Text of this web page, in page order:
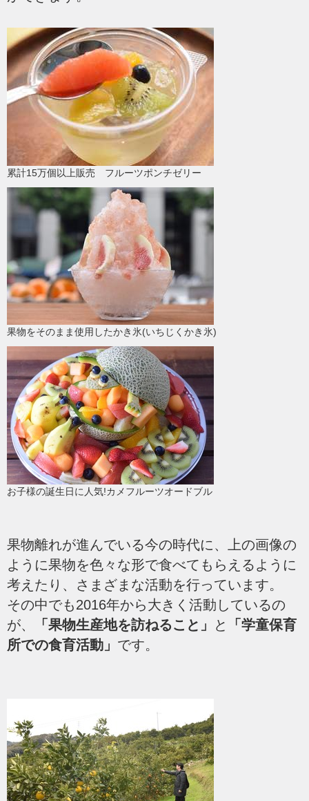
累計15万個以上販売 フルーツポンチゼリー
果物をそのまま使用したかき氷(いちじくかき氷)
お子様の誕生日に人気!カメフルーツオードブル
果物離れが進んでいる今の時代に、上の画像の
ように果物を色々な形で食べてもらえるように
考えたり、さまざまな活動を行っています。
その中でも2016年から大きく活動しているの
が、
「果物生産地を訪ねること」 と
「学童保育
所での食育活動」 です。